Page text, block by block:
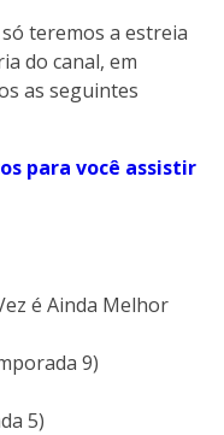
teremos a estreia
do canal, em
as seguintes
para você assistir
é Ainda Melhor
9)
5)